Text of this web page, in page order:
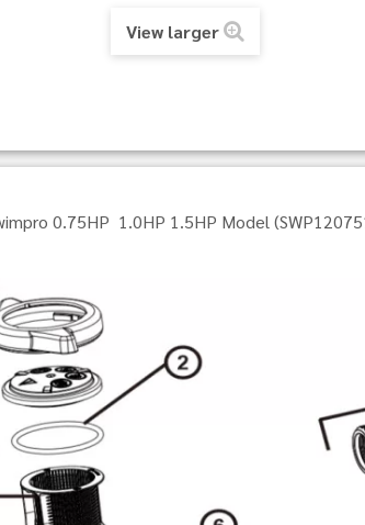
View larger
0.75HP 1.0HP 1.5HP Model